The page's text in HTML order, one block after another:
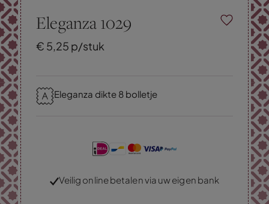
Eleganza 1029
€ 5,25 p/stuk
Eleganza dikte 8 bolletje
Veilig online betalen via uw eigen bank